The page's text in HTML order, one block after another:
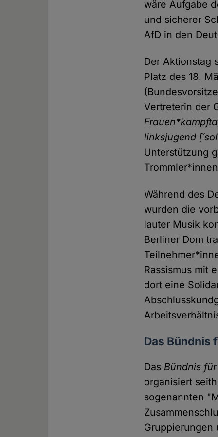
wäre Aufgabe
und sicherer
AfD in den
Der Aktionstag
Platz des 18.
Vertreterin der
linksjugend
Unterstützung
Während des
wurden die
lauter Musik
Berliner Dom
Rassismus mit
dort eine
Das Bündnis
Das Bündnis
organisiert
sogenannten
Gruppierungen